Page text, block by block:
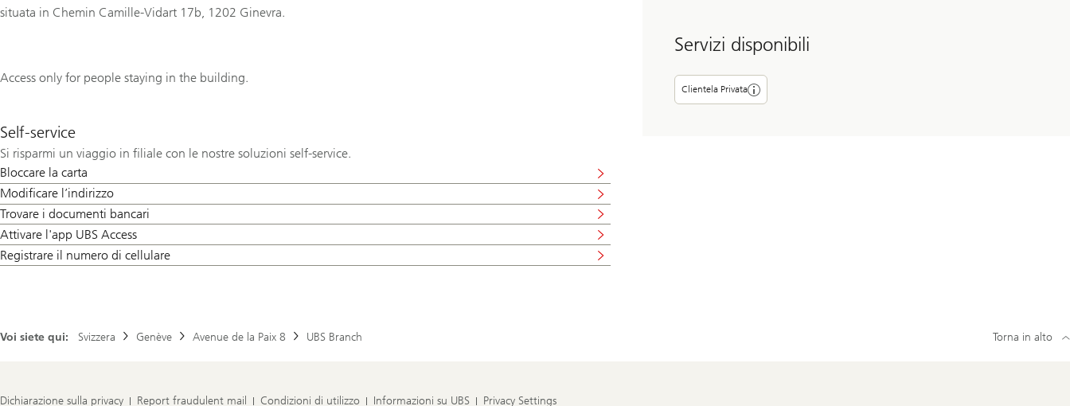
situata in Chemin Camille-Vidart 17b, 1202 Ginevra.
Access only for people staying in the building.
Self-service
Si risparmi un viaggio in filiale con le nostre soluzioni self-service.
Bloccare la carta
Modificare l’indirizzo
Trovare i documenti bancari
Attivare l'app UBS Access
Registrare il numero di cellulare
Servizi disponibili
Clientela Privata
Voi siete qui: Svizzera Genève Avenue de la Paix 8 UBS Branch Torna in alto
Dichiarazione sulla privacy Report fraudulent mail Condizioni di utilizzo Informazioni su UBS Privacy Settings